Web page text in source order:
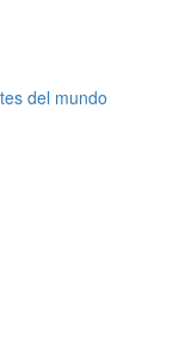
del mundo